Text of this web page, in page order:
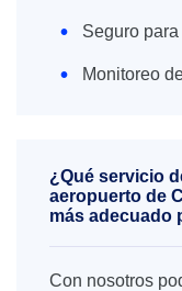
Seguro
Monitoreo
¿Qué servicio
aeropuerto de
más adecuado
Con nosotros